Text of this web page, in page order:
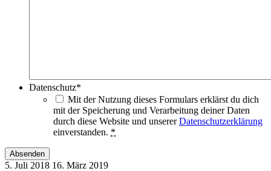
Datenschutz*
Mit der Nutzung dieses Formulars erklärst du dich
mit der Speicherung und Verarbeitung deiner Daten
durch diese Website und unsererDatenschutzerklärung
einverstanden. *
Absenden
5. Juli 2018 16. März 2019